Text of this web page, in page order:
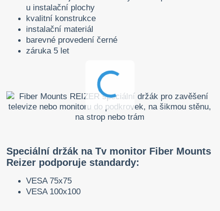
u instalační plochy
kvalitní konstrukce
instalační materiál
barevné provedení černé
záruka 5 let
Speciální držák na Tv monitor Fiber Mounts
Reizer podporuje standardy:
VESA 75x75
VESA 100x100